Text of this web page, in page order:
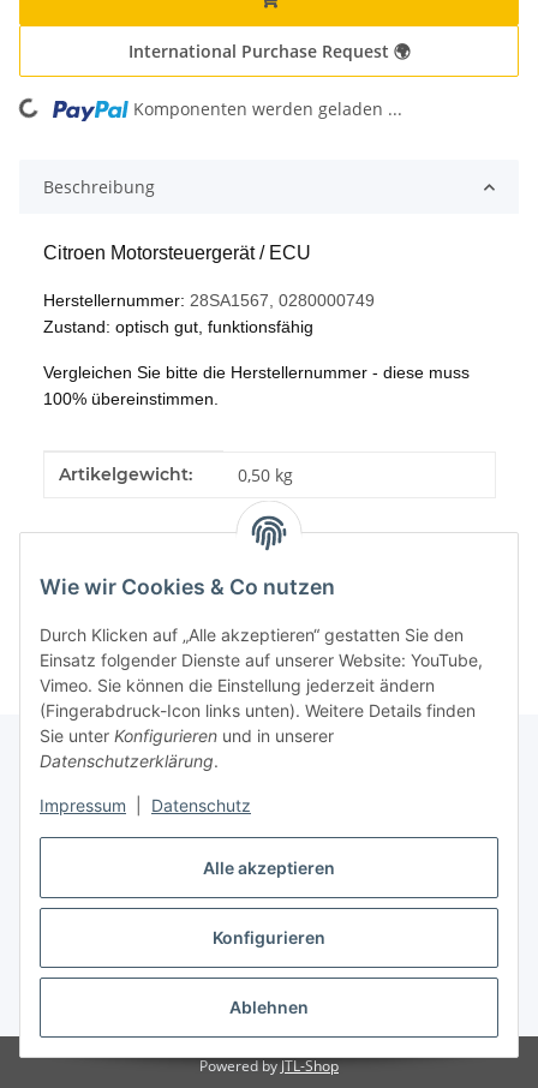
Alle akzeptieren
Konfigurieren
Ablehnen
Wie wir Cookies & Co nutzen
Durch Klicken auf „Alle akzeptieren“ gestatten Sie den
Einsatz folgender Dienste auf unserer Website: YouTube,
Vimeo. Sie können die Einstellung jederzeit ändern
(Fingerabdruck-Icon links unten). Weitere Details finden
Sie unter Konfigurieren und in unserer
Datenschutzerklärung.
Impressum Datenschutz
International Purchase Request 🌍
Loading... Komponenten werden geladen ...
Beschreibung
Citroen Motorsteuergerät / ECU
Herstellernummer: 28SA1567, 0280000749
Zustand: optisch gut, funktionsfähig
Vergleichen Sie bitte die Herstellernummer - diese muss
100% übereinstimmen.
Produkteigenschaft
Wert
Artikelgewicht: 0,50 kg
Informationen
Gesetzliche Informationen
Vertrag widerrufen
* Alle Preise inkl. gesetzlicher USt., inkl.Versand
Powered byJTL-Shop